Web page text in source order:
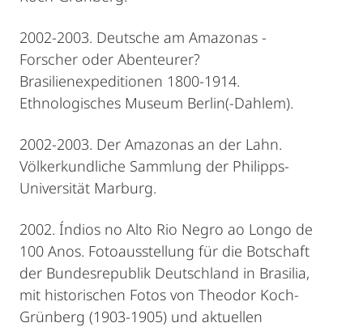
2002-2003. Deutsche am Amazonas -
Forscher oder Abenteurer?
Brasilienexpeditionen 1800-1914.
Ethnologisches Museum Berlin(-Dahlem).
2002-2003. Der Amazonas an der Lahn.
Völkerkundliche Sammlung der Philipps-
Universität Marburg.
2002. Índios no Alto Rio Negro ao Longo de
100 Anos. Fotoausstellung für die Botschaft
der Bundesrepublik Deutschland in Brasilia,
mit historischen Fotos von Theodor Koch-
Grünberg (1903-1905) und aktuellen